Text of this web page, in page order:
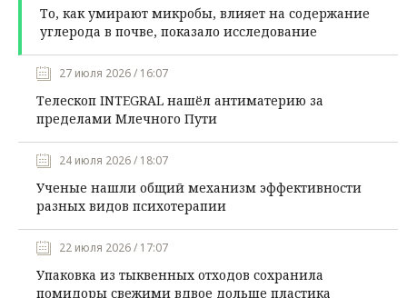
То, как умирают микробы, влияет на содержание
углерода в почве, показало исследование
27 июля 2026 / 16:07
Телескоп INTEGRAL нашёл антиматерию за
пределами Млечного Пути
24 июля 2026 / 18:07
Ученые нашли общий механизм эффективности
разных видов психотерапии
22 июля 2026 / 17:07
Упаковка из тыквенных отходов сохранила
помидоры свежими вдвое дольше пластика